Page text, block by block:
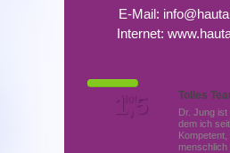
E-Mail:
Internet:
Tolles
Dr. Jung
dem ich
Kompetent,
Von Patienten
bewertet mit
Note
1,5